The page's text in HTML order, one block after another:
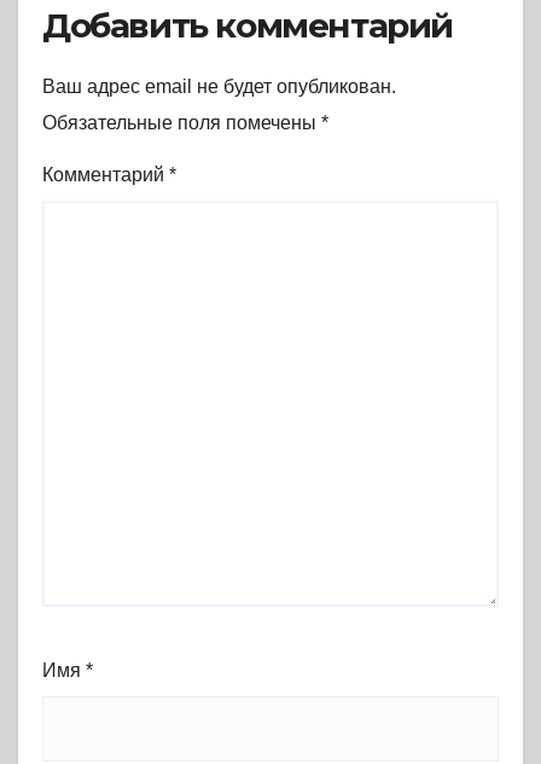
(2017) * Книга
Добавить комментарий
Ваш адрес email не будет опубликован.
Обязательные поля помечены *
Комментарий *
Имя *